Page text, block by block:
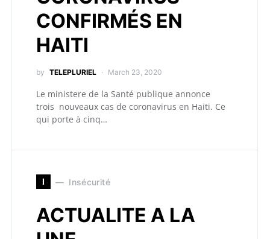
CONFIRMÉS EN
HAITI
by TELEPLURIEL March 23, 2020
Le ministere de la Santé publique annonce
trois nouveaux cas de coronavirus en Haiti. Ce
qui porte à cinq…
I Insécurité
ACTUALITE A LA